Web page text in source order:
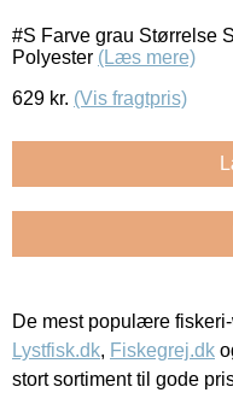
#S Farve grau Størrelse
Polyester (Læs mere)
629 kr. (Vis fragtpris)
De mest populære
Lystfisk.dk, Fiskegrej.dk
stort sortiment til gode